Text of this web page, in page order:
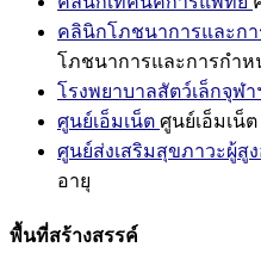
คลินิกโภชนาการและก
โภชนาการและการกำห
โรงพยาบาลสัตว์เล็กจุฬา
ศูนย์เอ็มเน็ต ศูนย์เอ็มเน็ต
ศูนย์ส่งเสริมสุขภาวะผู้สู
อายุ
พื้นที่สร้างสรรค์